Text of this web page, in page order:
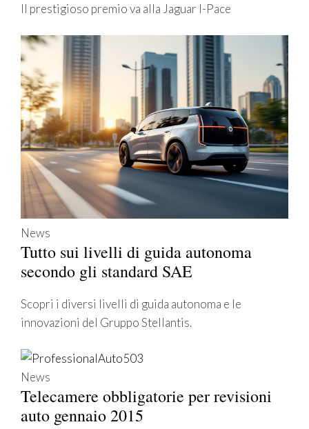
Il prestigioso premio va alla Jaguar I-Pace
News
Tutto sui livelli di guida autonoma
secondo gli standard SAE
Scopri i diversi livelli di guida autonoma e le
innovazioni del Gruppo Stellantis.
News
Telecamere obbligatorie per revisioni
auto gennaio 2015